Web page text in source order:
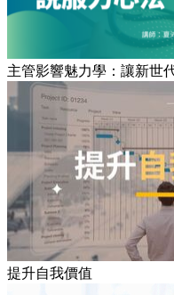
主管影響魅力學：讓新世
提升自我價值